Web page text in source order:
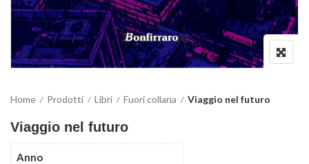
Home Prodotti Libri Fuori collana Viaggio nel futuro
Viaggio nel futuro
Anno